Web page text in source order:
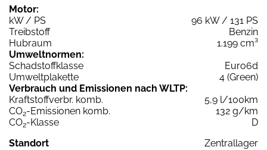
Motor:
kW / PS
96 kW / 131 PS
Treibstoff
Benzin
Hubraum
1.199 cm³
Umweltnormen:
Schadstoffklasse
Euro6d
Umweltplakette
4 (Green)
Verbrauch und Emissionen nach WLTP:
Kraftstoffverbr. komb.
5,9 l/100km
CO2-Emissionen komb.
132 g/km
CO2-Klasse
D
Standort
Zentrallager